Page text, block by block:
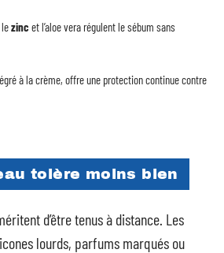
zinc et l’aloe vera régulent le sébum sans
à la crème, offre une protection continue contre
tolère moins bien
d’être tenus à distance. Les
lourds, parfums marqués ou